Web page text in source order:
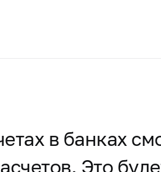
в банках
Это